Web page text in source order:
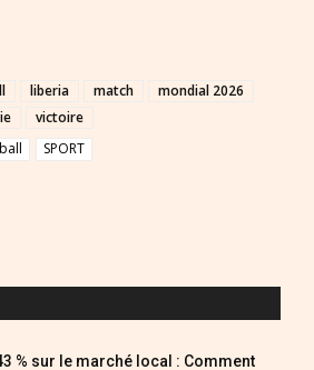
liberia match
mondial 2026
victoire
SPORT
% sur le marché local : Comment